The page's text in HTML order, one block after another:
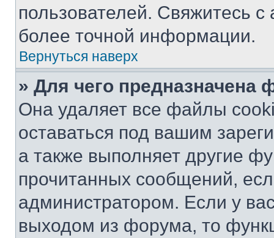
пользователей. Свяжитесь
более точной информации.
Вернуться наверх
» Для чего предназначена
Она удаляет все файлы
оставаться под вашим
а также выполняет другие
прочитанных сообщений,
администратором. Если у
выходом из форума, то